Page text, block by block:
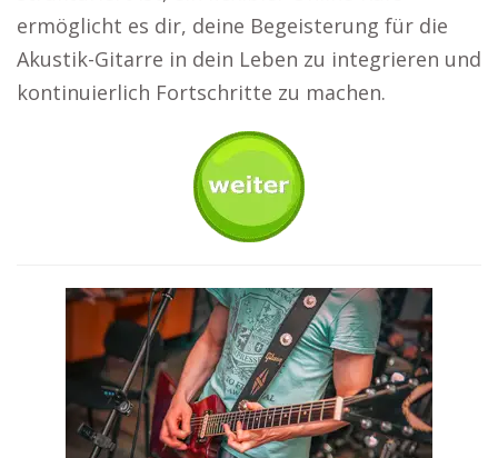
ermöglicht es dir, deine Begeisterung für die
Akustik-Gitarre in dein Leben zu integrieren und
kontinuierlich Fortschritte zu machen.